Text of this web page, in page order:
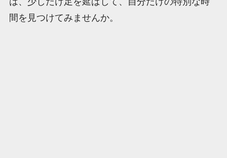
間を見つけてみませんか。